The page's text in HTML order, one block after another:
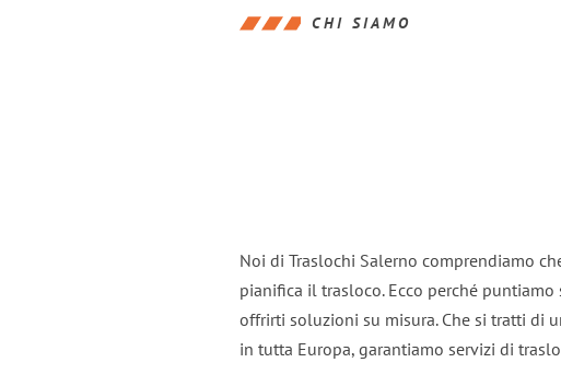
CHI SIAMO
Noi di Traslochi Salerno comprendiamo
pianifica il trasloco. Ecco perché puntiamo
offrirti soluzioni su misura. Che si tratti di
in tutta Europa, garantiamo servizi di